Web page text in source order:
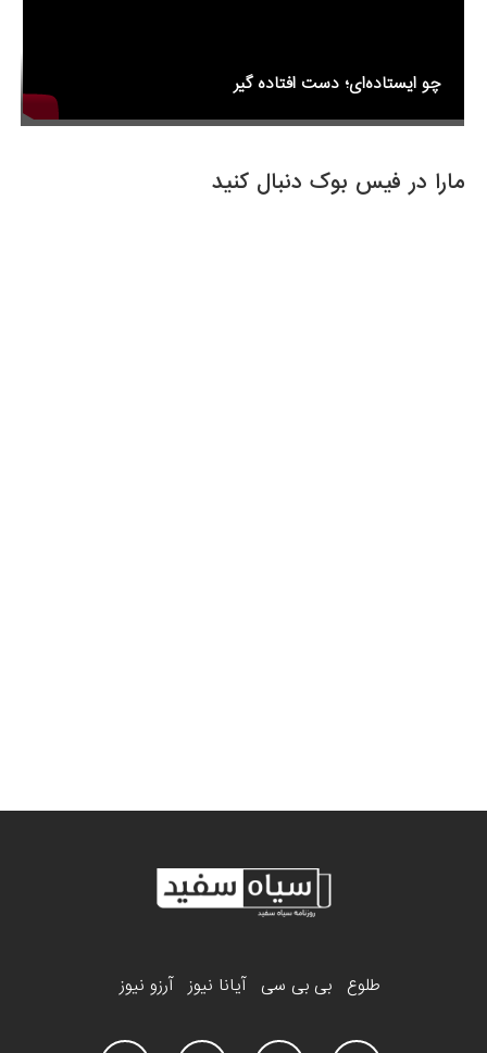
چو ایستاده‌ای؛ دست افتاده گیر
مارا در فیس بوک دنبال کنید
طلوع بی بی سی آیانا نیوز آرزو نیوز